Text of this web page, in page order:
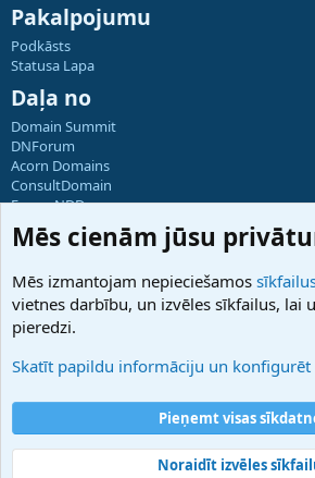
Pakalpojumu
Podkāsts
Statusa Lapa
Daļa no
Domain Summit
DNForum
Acorn Domains
ConsultDomain
ForumNDD
Domainforum.ro
27.be
Hostmaria
Atbalsts
Palīdzība
Noteikumi un nosacījumi
Privātuma politika
Mēs cienām jūsu
Mēs izmantojam nepieciešamos
vietnes darbību, un izvēles sīkfailus, lai
pieredzi.
Skatīt papildu informāciju un konfigurēt
Pieņemt visas
Noraidīt izvēles